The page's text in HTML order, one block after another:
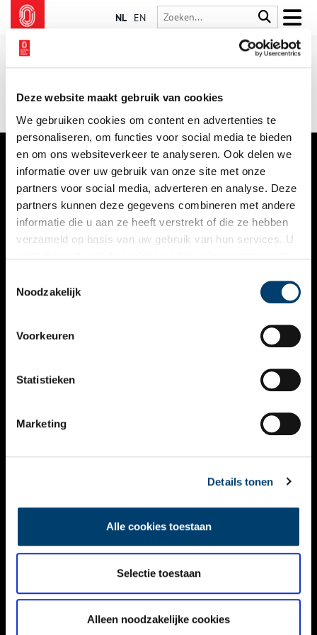
Deze website maakt gebruik van cookies
We gebruiken cookies om content en advertenties te
personaliseren, om functies voor social media te bieden
en om ons websiteverkeer te analyseren. Ook delen we
informatie over uw gebruik van onze site met onze
partners voor social media, adverteren en analyse. Deze
partners kunnen deze gegevens combineren met andere
informatie die u aan ze heeft verstrekt of die ze hebben
verzameld op basis van uw gebruik van hun services. U
Noodzakelijk
Voorkeuren
Statistieken
Marketing
Details tonen
Alle cookies toestaan
Selectie toestaan
Alleen noodzakelijke cookies
NL EN
VERHALEN
NIEUWS
KALENDER
ACTIVITEITEN
NIEUWSBRIEF
DISCLAIMER
TOEGANKELIJKHEID
Volg ONH op social media